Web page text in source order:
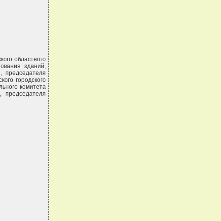
областного
зданий,
председателя
городского
комитета
председателя